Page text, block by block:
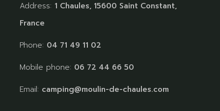
Address: 1 Chaules, 15600 Saint Constant,
France
Phone: 04 71 49 11 02
Mobile phone: 06 72 44 66 50
Email: camping@moulin-de-chaules.com